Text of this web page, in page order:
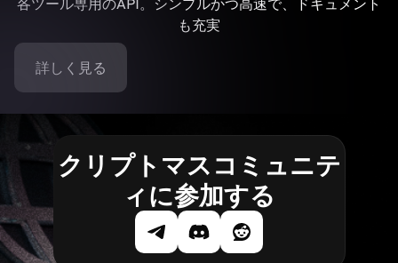
各ツール専用のAPI。シンプルかつ高速で、ドキュメント
も充実
詳しく見る
クリプトマスコミュニテ
ィに参加する